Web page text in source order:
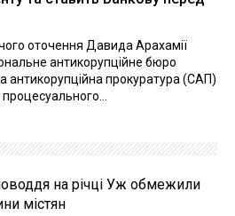
оточення Давида Арахамії
антикорупційне бюро
антикорупційна прокуратура (САП)
на річці Уж обмежили
містян